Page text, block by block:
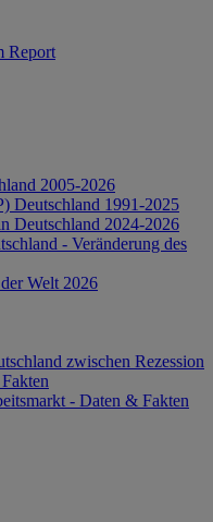
Report
2005-2026
Deutschland 1991-2025
Deutschland 2024-2026
- Veränderung des
Welt 2026
zwischen Rezession
- Daten & Fakten